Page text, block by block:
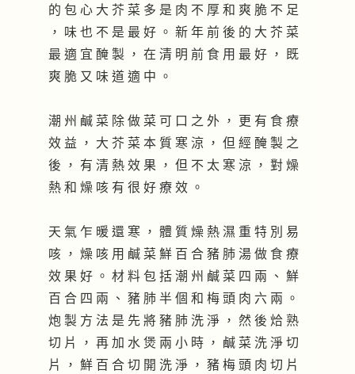
的 包 心 大 芥 菜 多 是 肉 不 厚 和 爽 脆 不 足
， 味 也 不 是 最 好 。 新 年 前 後 的 大 芥 菜
最 適 宜 醃 製 ， 在 清 明 前 食 用 最 好 ， 既
爽 脆 又 味 道 適 中 。
潮 州 鹹 菜 除 做 菜 可 口 之 外 ， 更 有 食 療
效 益 ， 大 芥 菜 本 質 寒 涼 ， 但 經 醃 製 之
後 ， 有 清 熱 效 果 ， 但 不 太 寒 涼 ， 對 燥
熱 和 燥 咳 有 很 好 療 效 。
天 氣 乍 暖 還 寒 ， 體 質 燥 熱 濕 重 特 別 易
咳 ， 燥 咳 用 鹹 菜 鮮 百 合 豬 肺 湯 做 食 療
效 果 好 。 材 料 包 括 潮 州 鹹 菜 四 兩 、 鮮
百 合 四 兩 、 豬 肺 半 個 和 梅 頭 肉 六 兩 。
炮 製 方 法 是 先 將 豬 肺 洗 淨 ， 然 後 烚 熟
切 片 ， 再 加 水 煲 兩 小 時 ， 鹹 菜 洗 淨 切
片 ， 鮮 百 合 切 開 洗 淨 ， 豬 梅 頭 肉 切 片